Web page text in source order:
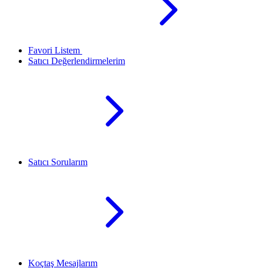
Favori Listem
Satıcı Değerlendirmelerim
Satıcı Sorularım
Koçtaş Mesajlarım